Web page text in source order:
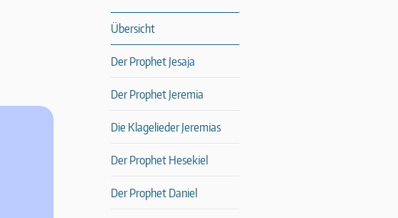
Übersicht
Der Prophet Jesaja
Der Prophet Jeremia
Die Klagelieder Jeremias
Der Prophet Hesekiel
Der Prophet Daniel